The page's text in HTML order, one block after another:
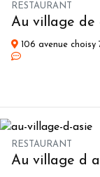
RESTAURANT
Au village de
106 avenue choisy
RESTAURANT
Au village d